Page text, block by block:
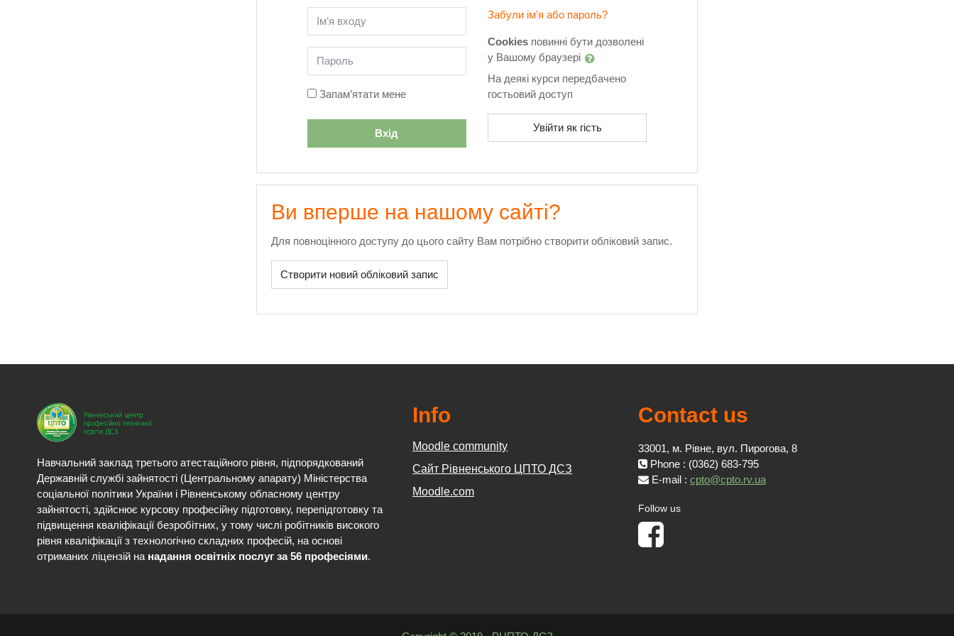
Запам’ятати мене
Вхід
Забули ім'я або пароль?
Cookies повинні бути дозволені
у Вашому браузері
На деякі курси передбачено
гостьовий доступ
Увійти як гість
Ви вперше на нашому сайті?
Для повноцінного доступу до цього сайту Вам потрібно створити обліковий запис.
Створити новий обліковий запис
Навчальний заклад третього атестаційного рівня, підпорядкований
Державній службі зайнятості (Центральному апарату) Міністерства
соціальної політики України і Рівненському обласному центру
зайнятості, здійснює курсову професійну підготовку, перепідготовку та
підвищення кваліфікації безробітних, у тому числі робітників високого
рівня кваліфікації з технологічно складних професій, на основі
отриманих ліцензій на надання освітніх послуг за 56 професіями.
Info
Moodle community
Сайт Рівненського ЦПТО ДСЗ
Moodle.com
Contact us
33001, м. Рівне, вул. Пирогова, 8
Phone : (0362) 683-795
E-mail : cpto@cpto.rv.ua
Follow us